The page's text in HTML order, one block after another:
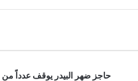
حاجز ضهر البيدر يوقف عدداً من